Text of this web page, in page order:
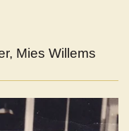
Mies Willems